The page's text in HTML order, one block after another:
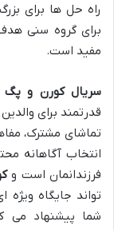
راه حل ها برای
مفید است.
سریال کورن و پگ
قدرتمند برای
تماشای مشترک،
انتخاب آگاهانه
فرزندانمان است و
تواند جایگاه
شما پیشنهاد می